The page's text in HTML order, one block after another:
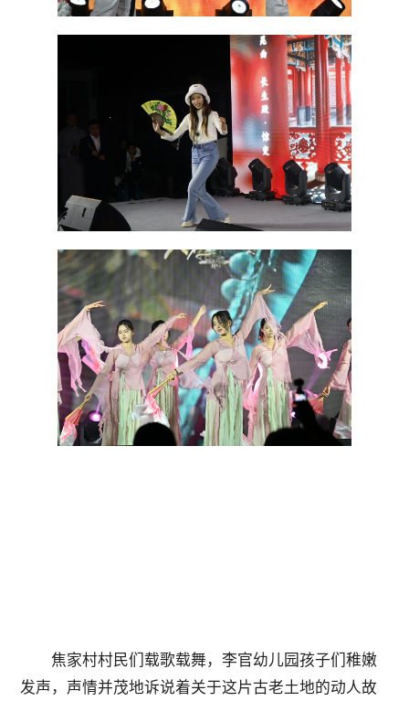
焦家村村民们载歌载舞，李官幼儿园孩子们稚嫩
发声，声情并茂地诉说着关于这片古老土地的动人故